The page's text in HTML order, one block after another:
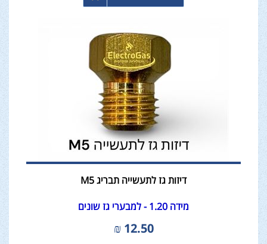
דיזות גז לתעשייה תבריג M5
מידה 1.20 - למבערי גז שונים
12.50
₪